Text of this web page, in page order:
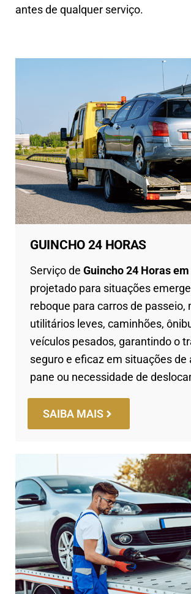
antes de qualquer serviço.
GUINCHO 24 HORAS
Serviço de Guincho 24 Horas
projetado para situações
reboque para carros de passeio,
utilitários leves, caminhões,
veículos pesados, garantindo o
seguro e eficaz em situações de
pane ou necessidade de
SAIBA MAIS